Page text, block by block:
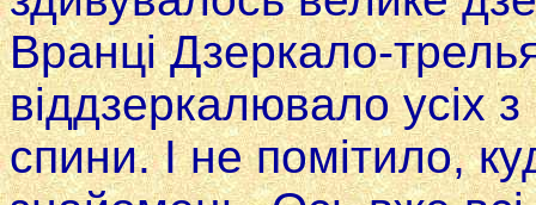
Вранці Дзеркало-
віддзеркалювало ycix з
спини. I не помітило,